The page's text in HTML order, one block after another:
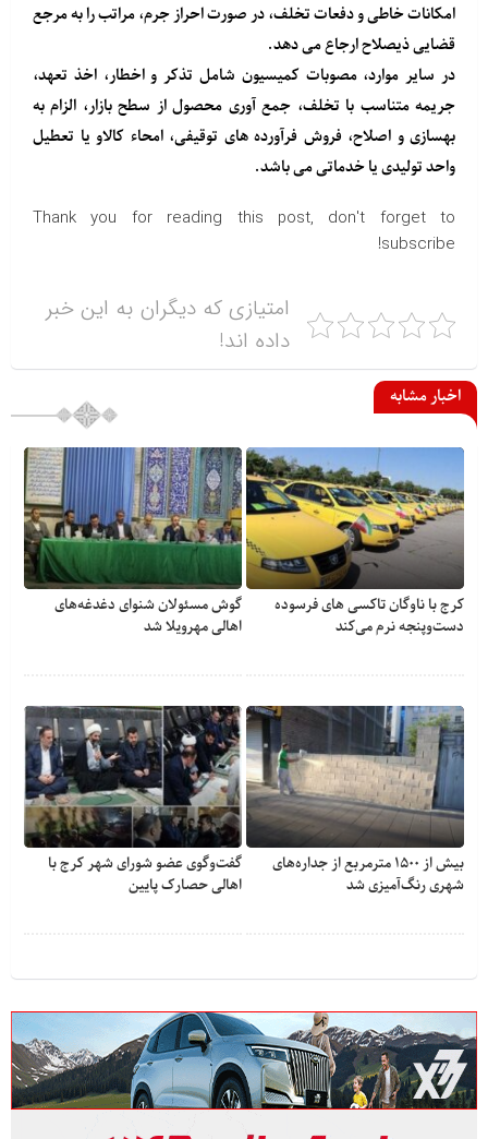
امکانات خاطی و دفعات تخلف، در صورت احراز جرم، مراتب را به مرجع
قضایی ذیصلاح ارجاع می دهد.
در سایر موارد، مصوبات کمیسیون شامل تذکر و اخطار، اخذ تعهد،
جریمه متناسب با تخلف، جمع آوری محصول از سطح بازار، الزام به
بهسازی و اصلاح، فروش فرآورده های توقیفی، امحاء کالاو یا تعطیل
واحد تولیدی یا خدماتی می باشد.
Thank you for reading this post, don't forget to
subscribe!
امتیازی که دیگران به این خبر
داده اند!
اخبار مشابه
کرج با ناوگان تاکسی های فرسوده
دست‌وپنجه نرم می‌کند
گوش مسئولان شنوای دغدغه‎‌های
اهالی مهرویلا شد
بیش از ۱۵۰۰ مترمربع از جداره‌های
شهری رنگ‌آمیزی شد
گفت‌وگوی عضو شورای شهر کرج با
اهالی حصارک پایین